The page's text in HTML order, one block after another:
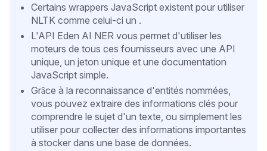
Certains wrappers JavaScript existent pour utiliser
NLTK comme celui-ci un .
L'API Eden AI NER vous permet d'utiliser les
moteurs de tous ces fournisseurs avec une API
unique, un jeton unique et une documentation
JavaScript simple.
Grâce à la reconnaissance d'entités nommées,
vous pouvez extraire des informations clés pour
comprendre le sujet d'un texte, ou simplement les
utiliser pour collecter des informations importantes
à stocker dans une base de données.